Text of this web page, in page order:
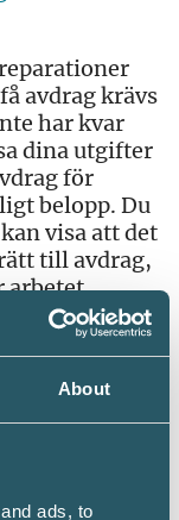
About
ads, to
avdrag krävs
har kvar
dina utgifter
för
belopp. Du
visa att det
till avdrag,
arbetet
kontoutdrag
och
man får